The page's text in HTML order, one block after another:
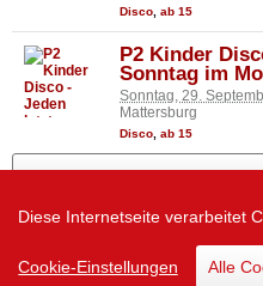
Diese Internetseite verarbeitet
Cookie-Einstellungen Alle
Disco ab 15
P2 Kinder
Sonntag im
Sonntag, 29.
Mattersburg
Disco ab 15